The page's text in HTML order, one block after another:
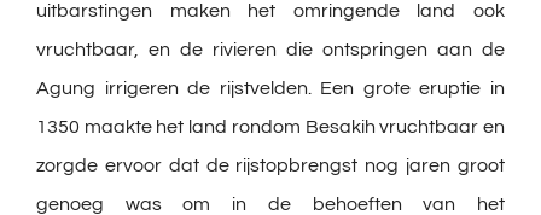
uitbarstingen maken het omringende land ook
vruchtbaar, en de rivieren die ontspringen aan de
Agung irrigeren de rijstvelden. Een grote eruptie in
1350 maakte het land rondom Besakih vruchtbaar en
zorgde ervoor dat de rijstopbrengst nog jaren groot
genoeg was om in de behoeften van het